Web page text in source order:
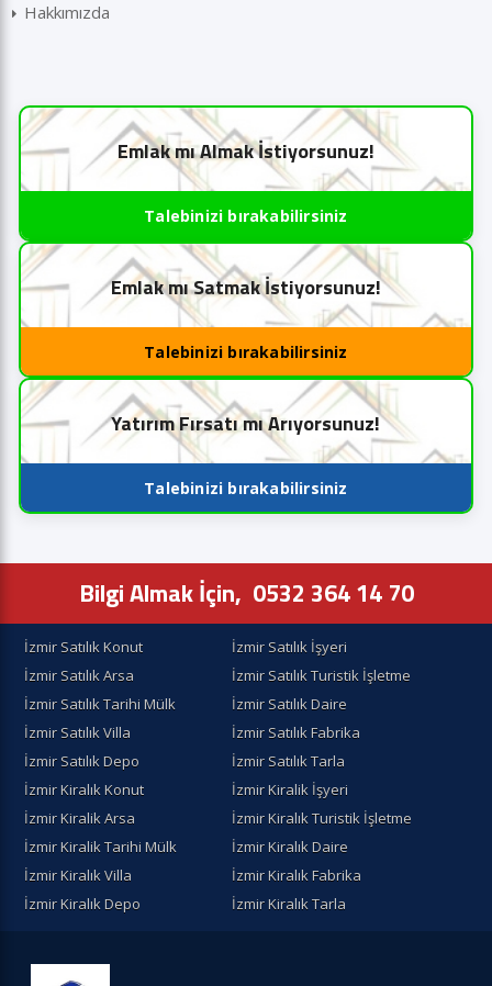
Hakkımızda
Emlak mı Almak İstiyorsunuz!
Talebinizi bırakabilirsiniz
Emlak mı Satmak İstiyorsunuz!
Talebinizi bırakabilirsiniz
Yatırım Fırsatı mı Arıyorsunuz!
Talebinizi bırakabilirsiniz
Bilgi Almak İçin, 0532 364 14 70
İzmir Satılık Konut
İzmir Satılık İşyeri
İzmir Satılık Arsa
İzmir Satılık Turistik İşletme
İzmir Satılık Tarihi Mülk
İzmir Satılık Daire
İzmir Satılık Villa
İzmir Satılık Fabrika
İzmir Satılık Depo
İzmir Satılık Tarla
İzmir Kiralık Konut
İzmir Kiralik İşyeri
İzmir Kiralik Arsa
İzmir Kiralık Turistik İşletme
İzmir Kiralik Tarihi Mülk
İzmir Kiralık Daire
İzmir Kiralık Villa
İzmir Kiralık Fabrika
İzmir Kiralık Depo
İzmir Kiralık Tarla